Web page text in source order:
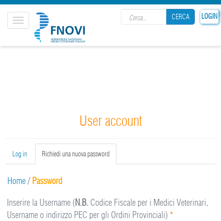
LOGIN
CERCA
Toggle
navigation
User account
Primary tabs
Log in Richiedi una nuova password
tab)
Home/ Password
Inserire la Username (N.B. Codice Fiscale per i Medici Veterinari,
Username o indirizzo PEC per gli Ordini Provinciali) *